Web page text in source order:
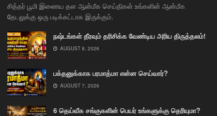
சித்தர் பூமி இணைய தள ஆன்மீக செய்திகள் உங்களின் ஆன்மீக
தேடலுக்கு ஒரு படிக்கட்டாக இருக்கும்.
நஷ்டங்கள் தீரவும் தரிசிக்க வேண்டிய அரிய திருத்தலம்!
AUGUST 8, 2026
பக்தனுக்காக பரமாத்மா என்ன செய்வார்?
AUGUST 7, 2026
6 தெய்வீக சங்குகளின் பெயர் உங்களுக்கு தெரியுமா?